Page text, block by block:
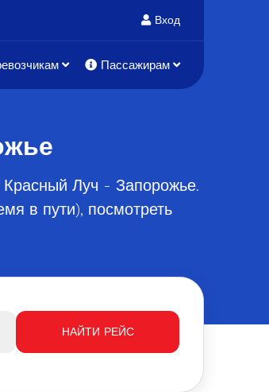
Вход
Пассажирам
Луч - Запорожье.
в пути), посмотреть